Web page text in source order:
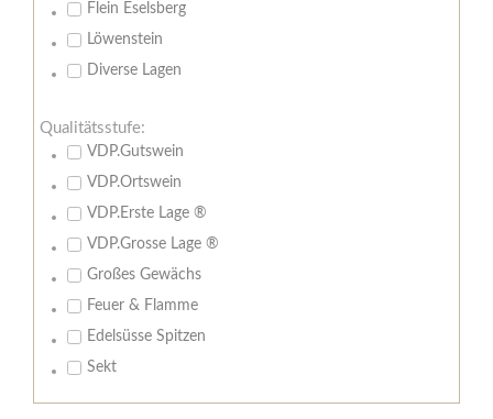
Flein Eselsberg
Löwenstein
Diverse Lagen
Qualitätsstufe:
VDP.Gutswein
VDP.Ortswein
VDP.Erste Lage ®
VDP.Grosse Lage ®
Großes Gewächs
Feuer & Flamme
Edelsüsse Spitzen
Sekt